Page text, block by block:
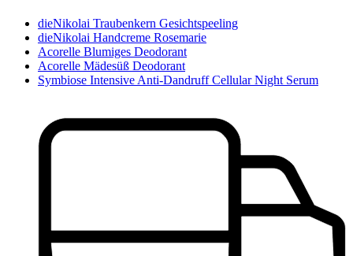
dieNikolai Traubenkern Gesichtspeeling
dieNikolai Handcreme Rosemarie
Acorelle Blumiges Deodorant
Acorelle Mädesüß Deodorant
Symbiose Intensive Anti-Dandruff Cellular Night Serum